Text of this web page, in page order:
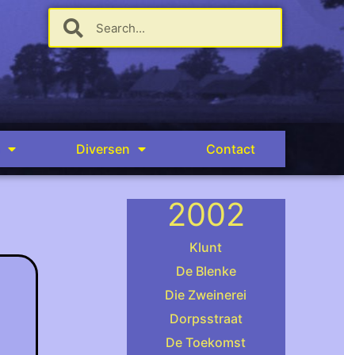
Diversen Contact
2002
Klunt
De Blenke
Die Zweinerei
Dorpsstraat
De Toekomst